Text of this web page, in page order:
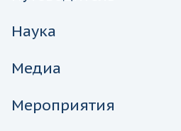
Наука
Медиа
Мероприятия